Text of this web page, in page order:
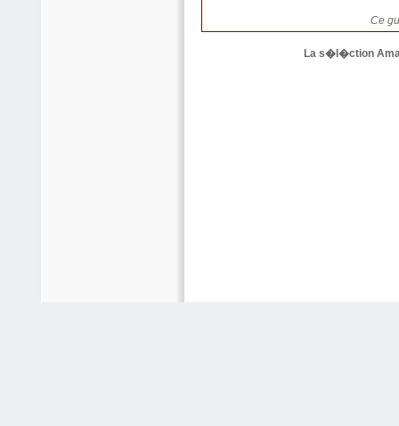
Ce
La s�l�ction